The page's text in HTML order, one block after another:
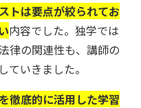
トは要点が絞られてお
内容でした。独学では
律の関連性も、講師の
いきました。
徹底的に活用した学習